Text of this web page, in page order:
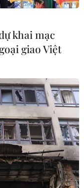
New York, Mỹ.
phiên giao
thấy kinh tế Mỹ
và lạm phát kéo
khai mạc
giao Việt